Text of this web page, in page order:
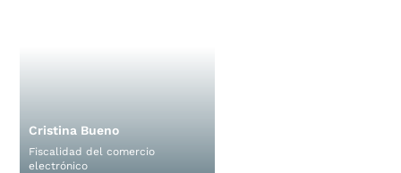
Cristina Bueno
Fiscalidad del comercio
electrónico